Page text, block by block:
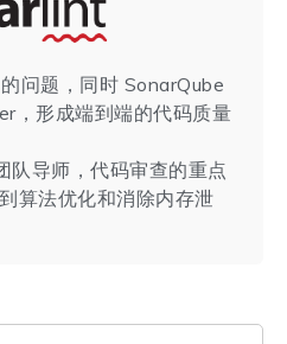
问题，同时 SonarQube
，形成端到端的代码质量
队导师，代码审查的重点
算法优化和消除内存泄